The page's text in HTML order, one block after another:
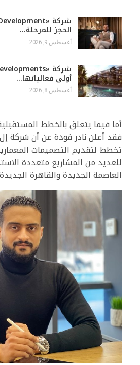
الحجز للمرحلة…
أغسطس 9, 2026
أولى فعالياتها…
أغسطس 8, 2026
أما فيما يتعلق بالخطط
فقد أعلن نادر فودة عن أن شركة
تخطط لتقديم التصميمات
للعديد من المشاريع متعددة
العاصمة الجديدة والقاهرة